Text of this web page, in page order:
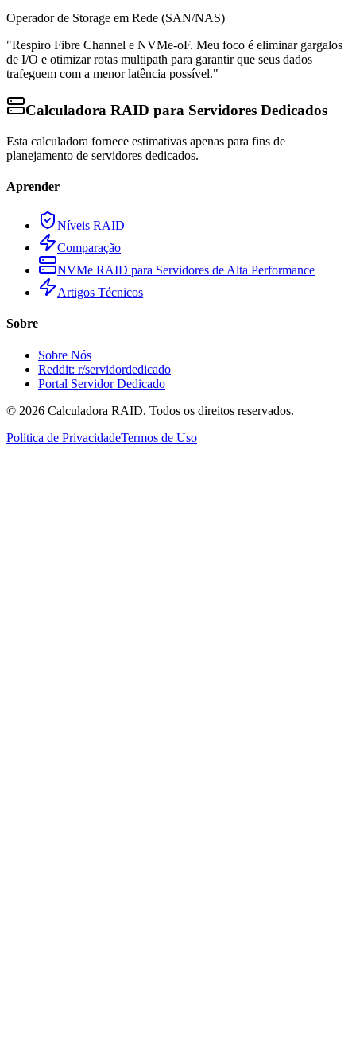
Operador de Storage em Rede (SAN/NAS)
"Respiro Fibre Channel e NVMe-oF. Meu foco é eliminar gargalos
de I/O e otimizar rotas multipath para garantir que seus dados
trafeguem com a menor latência possível."
Calculadora RAID para Servidores Dedicados
Esta calculadora fornece estimativas apenas para fins de
planejamento de servidores dedicados.
Aprender
Níveis RAID
Comparação
NVMe RAID para Servidores de Alta Performance
Artigos Técnicos
Sobre
Sobre Nós
Reddit: r/servidordedicado
Portal Servidor Dedicado
© 2026 Calculadora RAID. Todos os direitos reservados.
Política de PrivacidadeTermos de Uso